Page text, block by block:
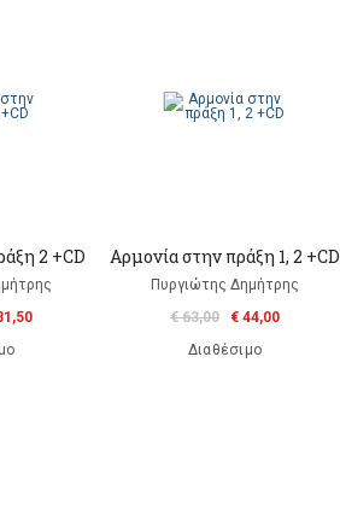
2 +CD Αρμονία στην πράξη 1, 2 +CD
Πυργιώτης Δημήτρης
€ 63,00
€ 44,00
Διαθέσιμο